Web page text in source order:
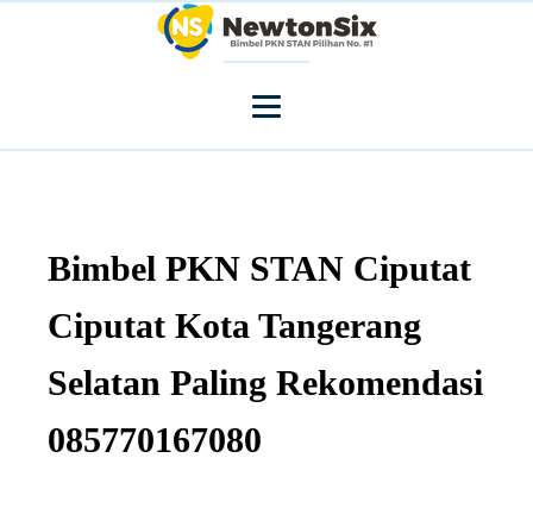
Bimbel PKN STAN Ciputat
Ciputat Kota Tangerang
Selatan Paling Rekomendasi
085770167080